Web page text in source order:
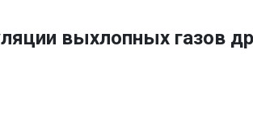
выхлопных газов